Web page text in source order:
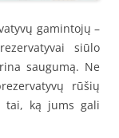
gamintojų –
siūlo
saugumą. Ne
rūšių
tai, ką jums gali